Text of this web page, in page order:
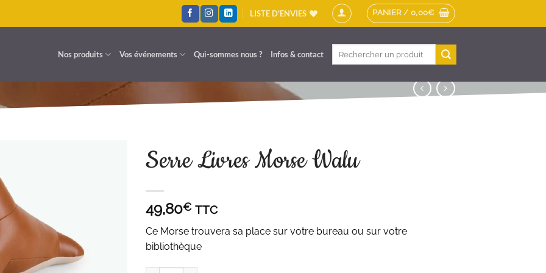
LISTE D'ENVIES PANIER / 0,00€
Nos produits Vos événements Qui-sommes nous ? Infos & contact
Recherche
Serre Livres Morse Walu
49,80€ TTC
Ce Morse trouvera sa place sur votre bureau ou sur votre
bibliothèque